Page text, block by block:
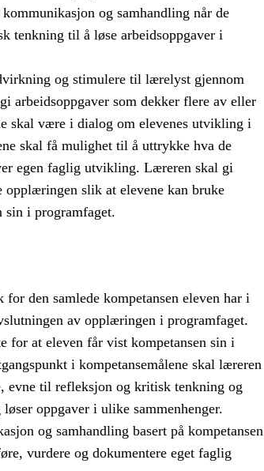
og samhandling når de
tenkning til å løse arbeidsoppgaver i
og stimulere til lærelyst gjennom
arbeidsoppgaver som dekker flere av eller
skal være i dialog om elevenes utvikling i
skal få mulighet til å uttrykke hva de
egen faglig utvikling. Læreren skal gi
slik at elevene kan bruke
sin i programfaget.
den samlede kompetansen eleven har i
av opplæringen i programfaget.
for at eleven får vist kompetansen sin i
i kompetansemålene skal læreren
evne til refleksjon og kritisk tenkning og
oppgaver i ulike sammenhenger.
og samhandling basert på kompetansen
vurdere og dokumentere eget faglig